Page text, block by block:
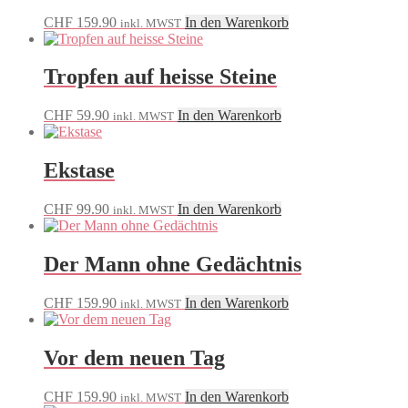
CHF 159.90 inkl. MWST In den Warenkorb
Tropfen auf heisse Steine
CHF 59.90 inkl. MWST In den Warenkorb
Ekstase
CHF 99.90 inkl. MWST In den Warenkorb
Der Mann ohne Gedächtnis
CHF 159.90 inkl. MWST In den Warenkorb
Vor dem neuen Tag
CHF 159.90 inkl. MWST In den Warenkorb